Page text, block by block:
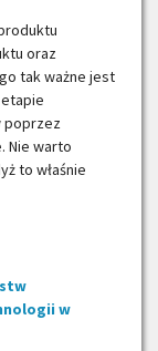
oraz
tak ważne jest
poprzez
Nie warto
to właśnie
w